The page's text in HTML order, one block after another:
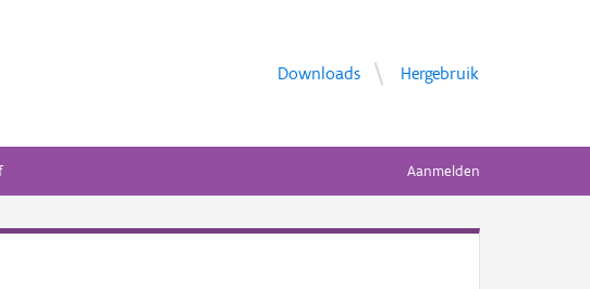
Downloads Hergebruik
Aanmelden